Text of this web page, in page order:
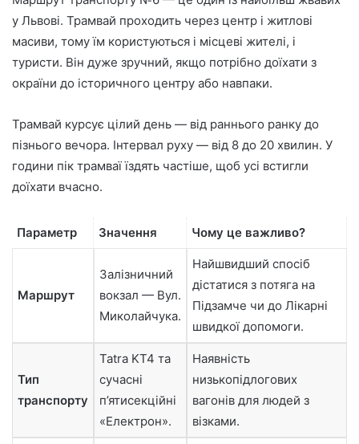
у Львові. Трамвай проходить через центр і житлові
масиви, тому їм користуються і місцеві жителі, і
туристи. Він дуже зручний, якщо потрібно доїхати з
окраїни до історичного центру або навпаки.
Трамвай курсує цілий день — від раннього ранку до
пізнього вечора. Інтервал руху — від 8 до 20 хвилин. У
години пік трамваї їздять частіше, щоб усі встигли
доїхати вчасно.
Параметр Значення Чому це важливо?
Маршрут
Залізничний
вокзал — Вул.
Миколайчука.
Найшвидший спосіб
дістатися з потяга на
Підзамче чи до Лікарні
швидкої допомоги.
Тип
транспорту
Tatra KT4 та
сучасні
п’ятисекційні
«Електрон».
Наявність
низькопідлогових
вагонів для людей з
візками.